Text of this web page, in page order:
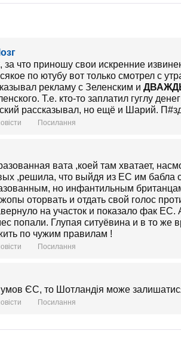
что приношу свои искренние
по ютубу вот только смотрел с
рекламу с Зеленским и
Т.е. кто-то заплатил гуглу
рассказывал, но ещё и Шарий.
Посилання
вата ,коей там хватает,
,решила, что выйдя из ЕС им бабла
но инфантильным
оторвать и отдать свой голос
на участок и показало фак
попали. Глупая ситуёвина и в то же
по чужим правилам !
Посилання
умов ЄС, то Шотландія може
Посилання